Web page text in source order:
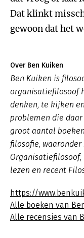
Dat klinkt
gewoon dat het
Over Ben Kuiken
Ben Kuiken is
organisatiefilosoof
denken, te kijken
problemen die
groot aantal
filosofie, waaronder
Organisatiefilosoof,
lezen en recent
https://
Alle boeken van
Alle recensies van